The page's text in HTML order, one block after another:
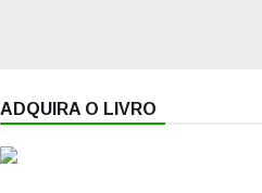
ADQUIRA O LIVRO